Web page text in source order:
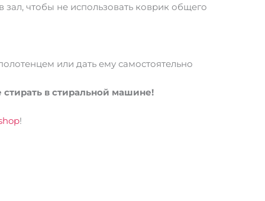
чтобы не использовать коврик общего
или дать ему самостоятельно
в стиральной машине!
!